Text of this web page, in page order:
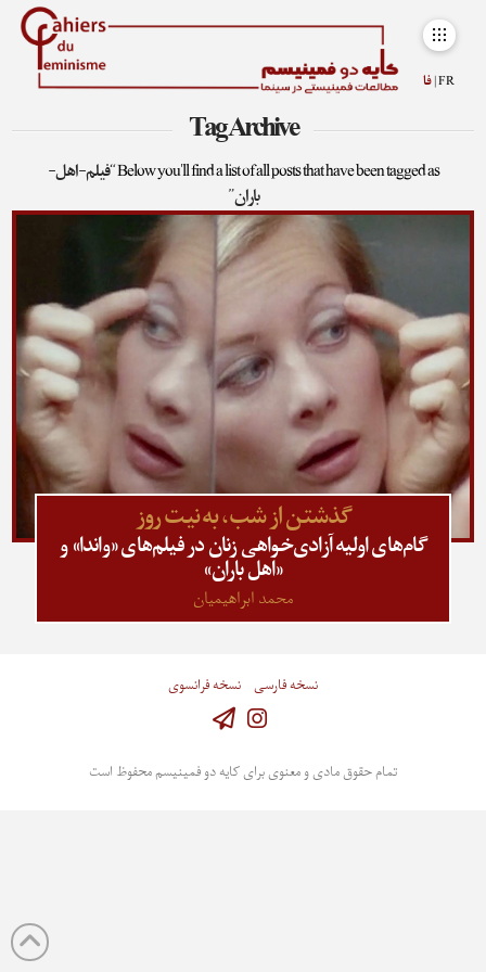
FR | فا
Tag Archive
Below you'll find a list of all posts that have been tagged as“فیلم-اهل-
باران”
گذشتن از شب، به نیت روز
گام‌های اولیه آزادی‌خواهی زنان در فیلم‌های «واندا» و
«اهل باران»
محمد ابراهیمیان
نسخه فارسی نسخه فرانسوی
تمام حقوق مادی و معنوی برای کایه دو فمینیسم محفوظ است